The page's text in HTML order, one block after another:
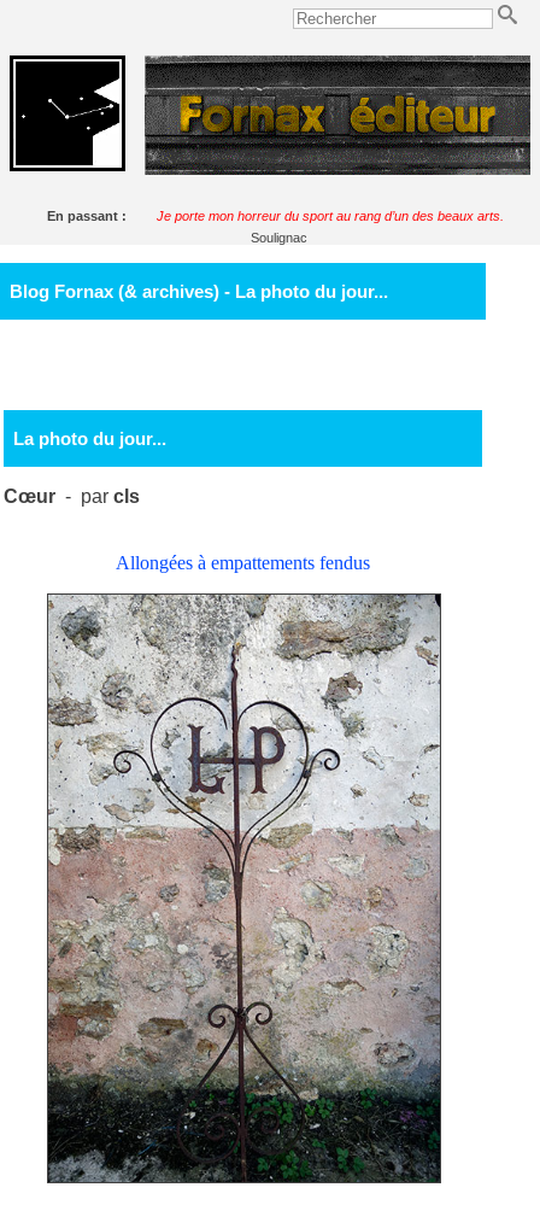
En passant :
Je porte mon horreur du sport au rang d’un des beaux arts.
Soulignac
Blog Fornax (& archives) - La photo du jour...
La photo du jour...
Cœur - parcls
Allongées à empattements fendus